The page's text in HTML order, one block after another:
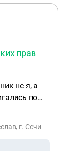
прав
не я, а
по
г. Сочи